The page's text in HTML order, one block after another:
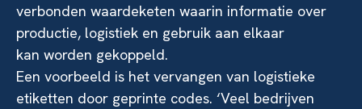
verbonden waardeketen waarin informatie over
productie, logistiek en gebruik aan elkaar
kan worden gekoppeld.
Een voorbeeld is het vervangen van logistieke
etiketten door geprinte codes. ‘Veel bedrijven